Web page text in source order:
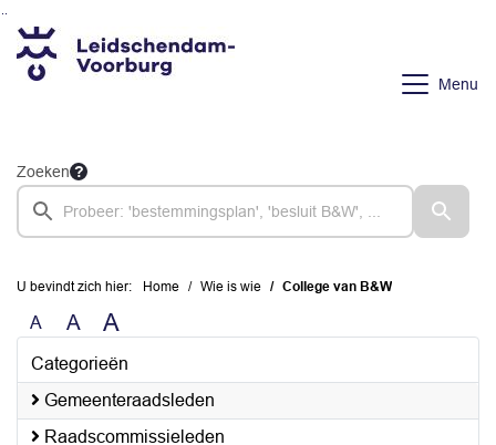
Ga naar de inhoud van deze pagina
Ga naar het zoeken
Ga naar het menu
Menu
Zoeken
U bevindt zich hier: Home Wie is wie College van B&W
A A A
Categorieën
Gemeenteraadsleden
Raadscommissieleden